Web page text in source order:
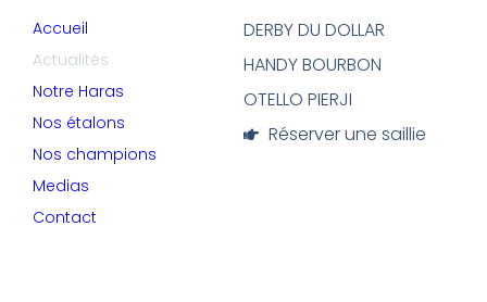
DERBY DU DOLLAR
HANDY BOURBON
OTELLO PIERJI
Réserver une saillie
Accueil
Actualités
Notre Haras
Nos étalons
Nos champions
Medias
Contact